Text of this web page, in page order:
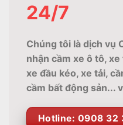
24/7
Chúng tôi là dịch vụ
nhận cầm xe ô tô,
xe đầu kéo, xe tải,
cầm bất động sản...
Hotline: 0908 32